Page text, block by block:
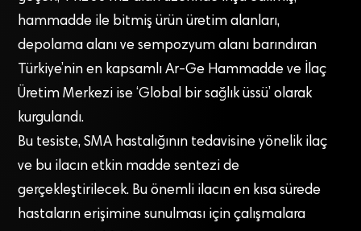
hammadde ile bitmiş ürün üretim alanları,
depolama alanı ve sempozyum alanı barındıran
Türkiye’nin en kapsamlı Ar-Ge Hammadde ve İlaç
Üretim Merkezi ise ‘Global bir sağlık üssü’ olarak
kurgulandı.
Bu tesiste, SMA hastalığının tedavisine yönelik ilaç
ve bu ilacın etkin madde sentezi de
gerçekleştirilecek. Bu önemli ilacın en kısa sürede
hastaların erişimine sunulması için çalışmalara